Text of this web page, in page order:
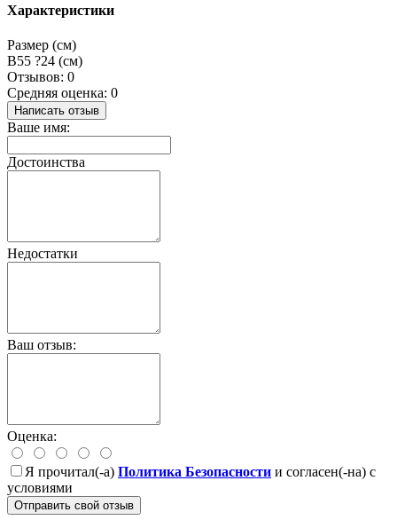
Характеристики
Размер (см)
В55 ?24 (см)
Отзывов: 0
Средняя оценка: 0
Написать отзыв
Ваше имя:
Достоинства
Недостатки
Ваш отзыв:
Оценка:
Я прочитал(-а) Политика Безопасности и согласен(-на) с
условиями
Отправить свой отзыв